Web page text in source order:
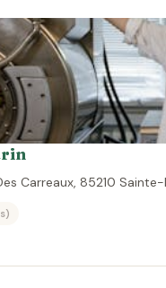
Carreaux, 85210